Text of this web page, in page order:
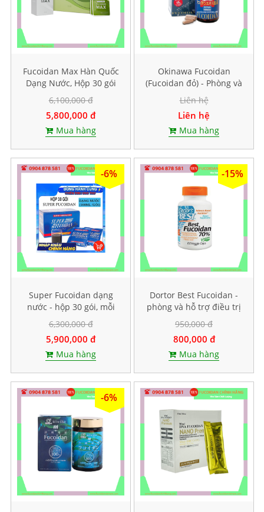
Fucoidan Max Hàn Quốc
Dạng Nước, Hộp 30 gói
mỗi gói 40ml
6,100,000 đ
5,800,000 đ
Mua hàng
Okinawa Fucoidan
(Fucoidan đỏ) - Phòng và
hỗ trợ điều trị ung thư,
Hộp 150 viên
Liên hệ
Liên hệ
Mua hàng
-6%
Super Fucoidan dạng
nước - hộp 30 gói, mỗi
gói chứa 100ml
6,300,000 đ
5,900,000 đ
Mua hàng
-15%
Dortor Best Fucoidan -
phòng và hỗ trợ điều trị
ung thư, hộp 60 viên
950,000 đ
800,000 đ
Mua hàng
-6%